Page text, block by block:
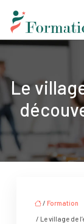
Le
/ Formation
/ Le village de